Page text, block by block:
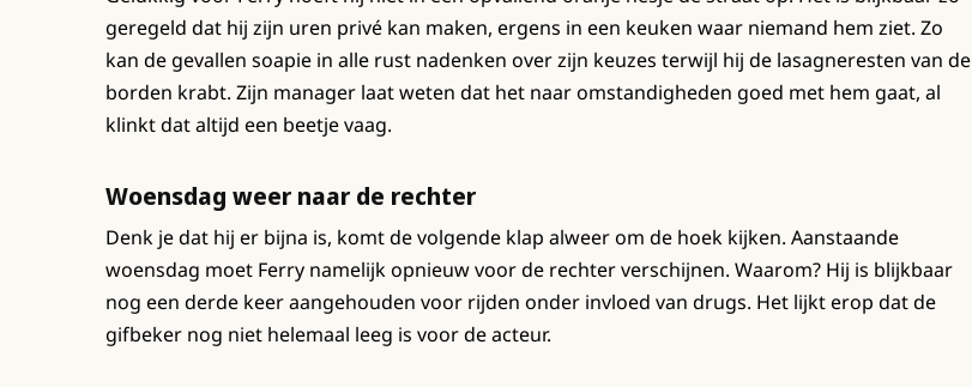
geregeld dat hij zijn uren privé kan maken, ergens in een keuken waar niemand hem ziet. Zo
kan de gevallen soapie in alle rust nadenken over zijn keuzes terwijl hij de lasagneresten van de
borden krabt. Zijn manager laat weten dat het naar omstandigheden goed met hem gaat, al
klinkt dat altijd een beetje vaag.
Woensdag weer naar de rechter
Denk je dat hij er bijna is, komt de volgende klap alweer om de hoek kijken. Aanstaande
woensdag moet Ferry namelijk opnieuw voor de rechter verschijnen. Waarom? Hij is blijkbaar
nog een derde keer aangehouden voor rijden onder invloed van drugs. Het lijkt erop dat de
gifbeker nog niet helemaal leeg is voor de acteur.